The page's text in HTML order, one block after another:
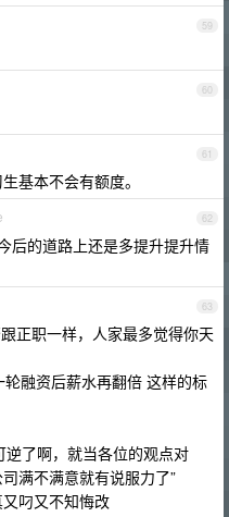
59
60
61
基本不会有额度。
62
后的道路上还是多提升提升情
63
正职一样，人家最多觉得你天
融资后薪水再翻倍 这样的标
了啊，就当各位的观点对
满不满意就有说服力了”
叼又不知悔改